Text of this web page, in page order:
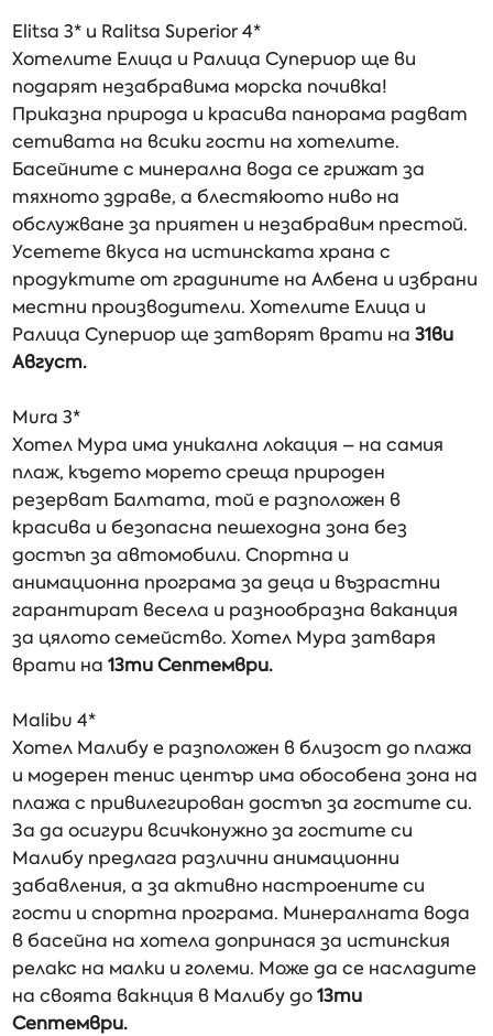
Elitsa 3* и Ralitsa Superior 4*
Хотелите Елица и Ралица Супериор ще ви
подарят незабравима морска почивка!
Приказна природа и красива панорама радват
сетивата на всики гости на хотелите.
Басейните с минерална вода се грижат за
тяхното здраве, а блестяюото ниво на
обслужване за приятен и незабравим престой.
Усетете вкуса на истинската храна с
продуктите от градините на Албена и избрани
местни производители. Хотелите Елица и
Ралица Супериор ще затворят врати на31ви
Август.
Mura 3*
Хотел Мура има уникална локация – на самия
плаж, където морето среща природен
резерват Балтата, той е разположен в
красива и безопасна пешеходна зона без
достъп за автомобили. Спортна и
анимационна програма за деца и възрастни
гарантират весела и разнообразна ваканция
за цялото семейство. Хотел Мура затваря
врати на13ти Септември.
Malibu 4*
Хотел Малибу е разположен в близост до плажа
и модерен тенис център има обособена зона на
плажа с привилегирован достъп за гостите си.
За да осигури всичконужно за гостите си
Малибу предлага различни анимационни
забавления, а за активно настроените си
гости и спортна програма. Минералната вода
в басейна на хотела допринася за истинския
релакс на малки и големи. Може да се насладите
на своята вакнция в Малибу до13ти
Септември.